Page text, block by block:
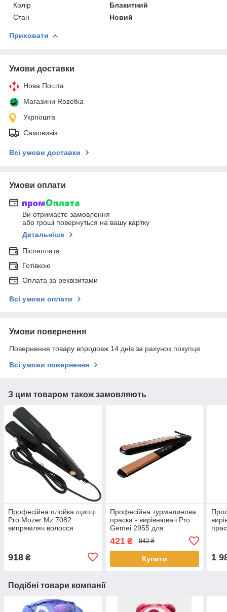
Колір
Блакитний
Стан
Новий
Приховати
Умови доставки
Нова Пошта
Магазини Rozetka
Укрпошта
Самовивіз
Всі умови доставки
Умови оплати
Ви отримаєте замовлення
або гроші повернуться на вашу картку
Детальніше
Післяплата
Готівкою
Оплата за реквізитами
Всі умови оплати
Умови повернення
Повернення товару впродовж 14 днів за рахунок покупця
Всі умови повернення
З цим товаром також замовляють
Професійна плойка щипці
Pro Mozer Mz 7082
випрямляч волосся
918 ₴
Професійна турмалинова
праска - вирівнювач Pro
Gemei 2955 для
стайлер
421₴ 842 ₴
Купити 1
Подібні товари компанії